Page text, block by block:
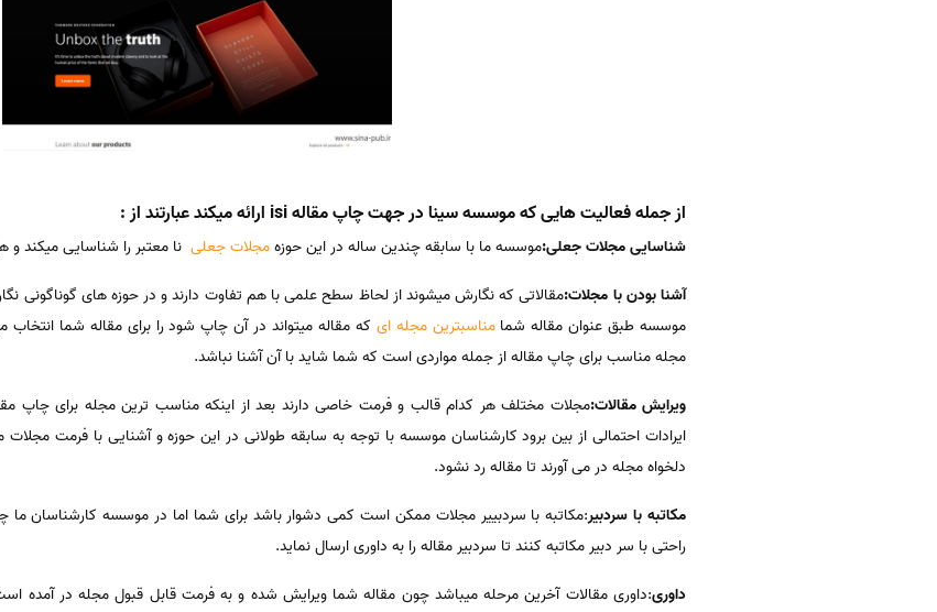
از جمله فعالیت هایی که موسسه سینا در جهت چاپ مقاله isi ارائه میکند عبارتند از :
شناسایی مجلات جعلی:موسسه ما با سابقه چندین ساله در این حوزهمجلات جعلی نا معتبر را شناسایی میکند و
آشنا بودن با مجلات:مقالاتی که نگارش میشوند از لحاظ سطح علمی با هم تفاوت دارند و در حوزه های گوناگونی
موسسه طبق عنوان مقاله شمامناسبترین مجله ای که مقاله میتواند در آن چاپ شود را برای مقاله شما
مجله مناسب برای چاپ مقاله از جمله مواردی است که شما شاید با آن آشنا نباشد.
ویرایش مقالات:مجلات مختلف هر کدام قالب و فرمت خاصی دارند بعد از اینکه مناسب ترین مجله برای چاپ
ایرادات احتمالی از بین برود کارشناسان موسسه با توجه به سابقه طولانی در این حوزه و آشنایی با فرمت
دلخواه مجله در می آورند تا مقاله رد نشود.
مکاتبه با سردبیر:مکاتبه با سردبییر مجلات ممکن است کمی دشوار باشد برای شما اما در موسسه کارشناسان ما
راحتی با سر دبیر مکاتبه کنند تا سردبیر مقاله را به داوری ارسال نماید.
داوری:داوری مقالات آخرین مرحله میباشد چون مقاله شما ویرایش شده و به فرمت قابل قبول مجله در آمده